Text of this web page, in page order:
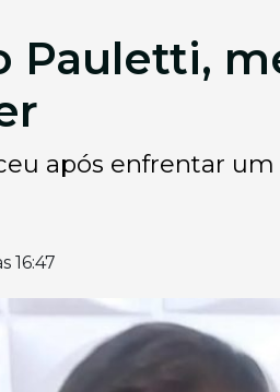
Pauletti,
após enfrentar
16:47